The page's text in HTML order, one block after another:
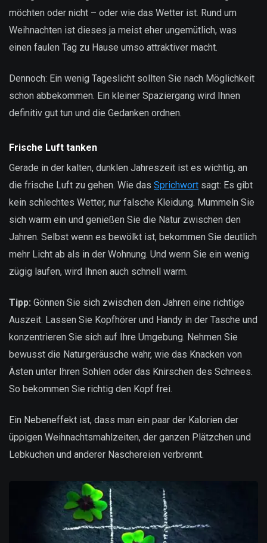
möchten oder nicht – oder wie das Wetter ist. Rund um
Weihnachten ist dieses ja meist eher ungemütlich, was
einen faulen Tag zu Hause umso attraktiver macht.
Dennoch: Ein wenig Tageslicht sollten Sie nach Möglichkeit
schon abbekommen. Ein kleiner Spaziergang wird Ihnen
definitiv gut tun und die Gedanken ordnen.
Frische Luft tanken
Gerade in der kalten, dunklen Jahreszeit ist es wichtig, an
die frische Luft zu gehen. Wie das Sprichwort sagt: Es gibt
kein schlechtes Wetter, nur falsche Kleidung. Mummeln Sie
sich warm ein und genießen Sie die Natur zwischen den
Jahren. Selbst wenn es bewölkt ist, bekommen Sie deutlich
mehr Licht ab als in der Wohnung. Und wenn Sie ein wenig
zügig laufen, wird Ihnen auch schnell warm.
Tipp: Gönnen Sie sich zwischen den Jahren eine richtige
Auszeit. Lassen Sie Kopfhörer und Handy in der Tasche und
konzentrieren Sie sich auf Ihre Umgebung. Nehmen Sie
bewusst die Naturgeräusche wahr, wie das Knacken von
Ästen unter Ihren Sohlen oder das Knirschen des Schnees.
So bekommen Sie richtig den Kopf frei.
Ein Nebeneffekt ist, dass man ein paar der Kalorien der
üppigen Weihnachtsmahlzeiten, der ganzen Plätzchen und
Lebkuchen und anderer Naschereien verbrennt.